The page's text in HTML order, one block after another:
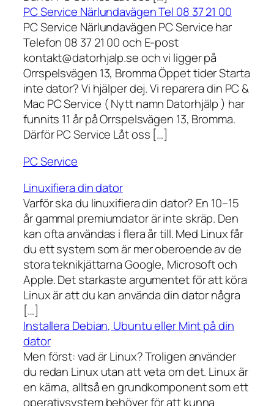
PC Service Närlundavägen Tel 08 37 21 00
PC Service Närlundavägen PC Service har
Telefon 08 37 21 00 och E-post
kontakt@datorhjalp.se och vi ligger på
Orrspelsvägen 13, Bromma Öppet tider Starta
inte dator? Vi hjälper dej. Vi reparera din PC &
Mac PC Service ( Nytt namn Datorhjälp ) har
funnits 11 år på Orrspelsvägen 13, Bromma.
Därför PC Service Låt oss […]
PC Service
Linuxifiera din dator
Varför ska du linuxifiera din dator? En 10–15
år gammal premiumdator är inte skräp. Den
kan ofta användas i flera år till. Med Linux får
du ett system som är mer oberoende av de
stora teknikjättarna Google, Microsoft och
Apple. Det starkaste argumentet för att köra
Linux är att du kan använda din dator några
[…]
Installera Debian, Ubuntu eller Mint på din
dator
Men först: vad är Linux? Troligen använder
du redan Linux utan att veta om det. Linux är
en kärna, alltså en grundkomponent som ett
operativsystem behöver för att kunna